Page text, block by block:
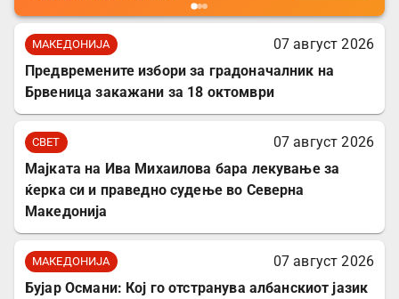
МАКЕДОНИЈА
07 август 2026
Предвремените избори за градоначалник на
Брвеница закажани за 18 октомври
СВЕТ
07 август 2026
Мајката на Ива Михаилова бара лекување за
ќерка си и праведно судење во Северна
Македонија
МАКЕДОНИЈА
07 август 2026
Бујар Османи: Кој го отстранува албанскиот јазик